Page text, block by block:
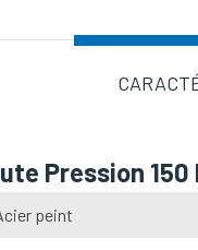
Pression 150
peint